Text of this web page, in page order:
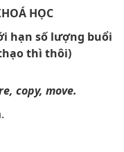
HỌC
hạn số lượng buổi
thì thôi)
copy, move.